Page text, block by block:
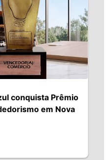
conquista Prêmio
em Nova